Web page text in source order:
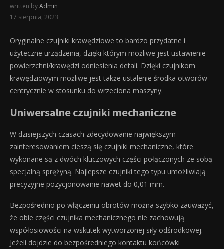
written byAdmin
17 sierpnia, 2023
Oryginalne czujniki krawędziowe to bardzo przydatne i
użyteczne urządzenia, dzięki którym możliwe jest ustawienie
powierzchni/krawędzi odniesienia detali. Dzięki czujnikom
krawędziowym możliwe jest także ustalenie środka otworów
centrycznie w stosunku do wrzeciona maszyny.
Uniwersalne czujniki mechaniczne
W dzisiejszych czasach zdecydowanie największym
zainteresowaniem cieszą się czujniki mechaniczne, które
wykonane są z dwóch kluczowych części połączonych ze sobą
specjalną sprężyną. Najlepsze czujniki tego typu umożliwiają
precyzyjne pozycjonowanie nawet do 0,01 mm.
Bezpośrednio po włączeniu obrotów można szybko zauważyć,
że obie części czujnika mechanicznego nie zachowują
współosiowości na wskutek wytworzonej siły odśrodkowej.
Jeżeli dojdzie do bezpośredniego kontaktu końcówki